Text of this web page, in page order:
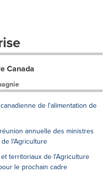
Canada
de l'alimentation de
annuelle des ministres
l'Agriculture
territoriaux de l'Agriculture
le prochain cadre